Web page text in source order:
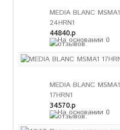
MEDIA BLANC MSMA1
24HRN1
44840.р
MEDIA BLANC MSMA1
17HRN1
34570.р